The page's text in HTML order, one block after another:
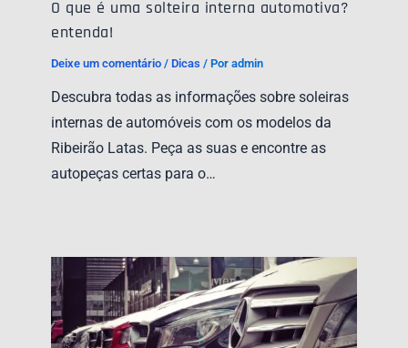
O que é uma solteira interna automotiva?
entenda!
Deixe um comentário / Dicas / Por admin
Descubra todas as informações sobre soleiras
internas de automóveis com os modelos da
Ribeirão Latas. Peça as suas e encontre as
autopeças certas para o…